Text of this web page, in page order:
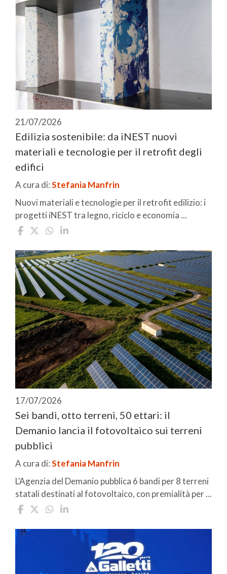
21/07/2026
Edilizia sostenibile: da iNEST nuovi
materiali e tecnologie per il retrofit degli
edifici
A cura di:Stefania Manfrin
Nuovi materiali e tecnologie per il retrofit edilizio: i
progetti iNEST tra legno, riciclo e economia ...
17/07/2026
Sei bandi, otto terreni, 50 ettari: il
Demanio lancia il fotovoltaico sui terreni
pubblici
A cura di:Stefania Manfrin
L'Agenzia del Demanio pubblica 6 bandi per 8 terreni
statali destinati al fotovoltaico, con premialità per ...